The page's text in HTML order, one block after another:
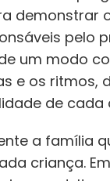
demonstrar
pelo
um modo
e os ritmos,
de cada
a família
criança.